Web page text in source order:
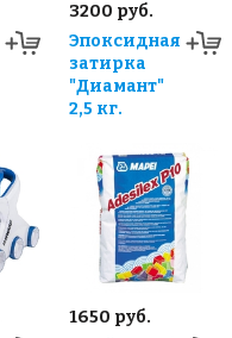
3200 руб.
Эпоксидная
затирка
"Диамант"
2,5 кг.
1650 руб.